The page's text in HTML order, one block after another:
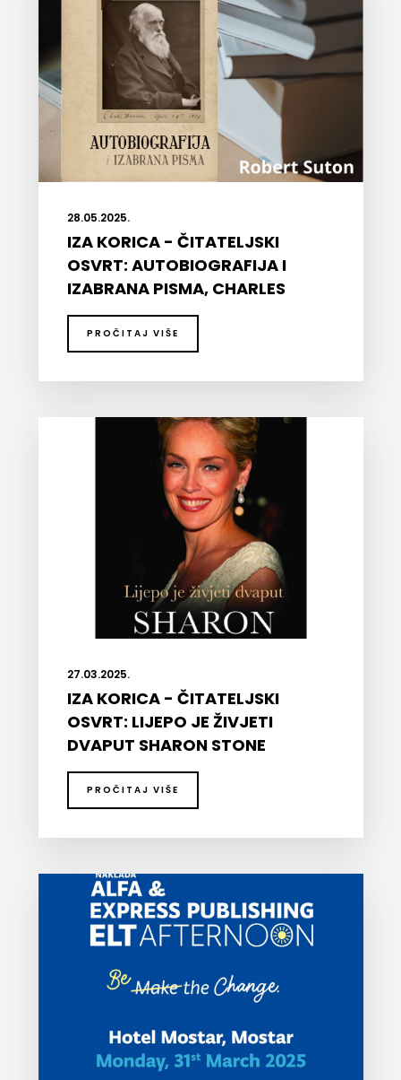
28.05.2025.
IZA KORICA - ČITATELJSKI
OSVRT: AUTOBIOGRAFIJA I
IZABRANA PISMA, CHARLES
DARWIN
PROČITAJ VIŠE
27.03.2025.
IZA KORICA - ČITATELJSKI
OSVRT: LIJEPO JE ŽIVJETI
DVAPUT SHARON STONE
PROČITAJ VIŠE